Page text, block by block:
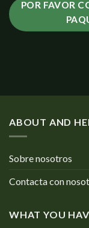
POR FAVOR
ABOUT AND
Sobre nosotros
Contacta con
WHAT YOU